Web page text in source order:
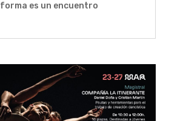
es un encuentro